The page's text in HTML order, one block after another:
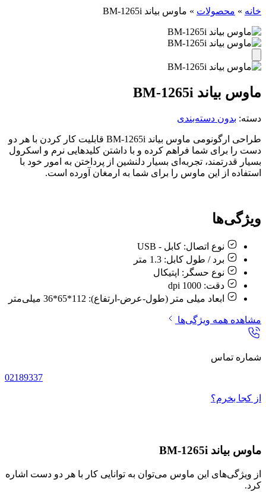
خانه » محصولات » ماوس بیاند BM-1265i
ماوس بیاند BM-1265i
دسته: بدون دسته‌بندی
طراحی ارگونومی ماوس بیاند BM-1265i قابلیت کار کردن با هر دو
دست را برای شما فراهم کرده و با داشتن کلیدهایی نرم و اسکرول
بسیار قدرتمند، تجربه‌ای بسیار دلنشین از پرداختن به امور خود با
استفاده از این ماوس را برای شما به ارمغان آورده است.
ویژگی‌ها
نوع اتصال: کابل - USB
برد / طول کابل: 1.3 متر
نوع حسگر: اپتيکال
دقت: 1000 dpi
ابعاد میلی متر (طول-عرض-ارتفاع): 112*65*36 میلی‌متر
مشاهده همه ویژگی‌ها
شماره تماس
02189337
از کجا بخرم؟
ماوس بیاند BM-1265i
از ویژگی‌های این ماوس می‌توان به توانایی کار با هر دو دست اشاره
کرد.